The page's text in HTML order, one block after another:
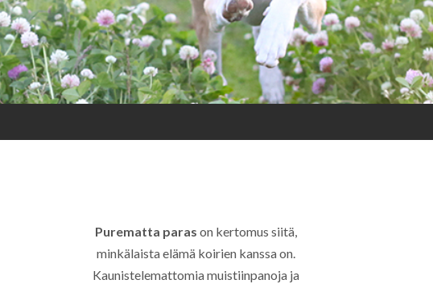
Purematta paras on kertomus siitä,
minkälaista elämä koirien kanssa on.
Kaunistelemattomia muistiinpanoja ja